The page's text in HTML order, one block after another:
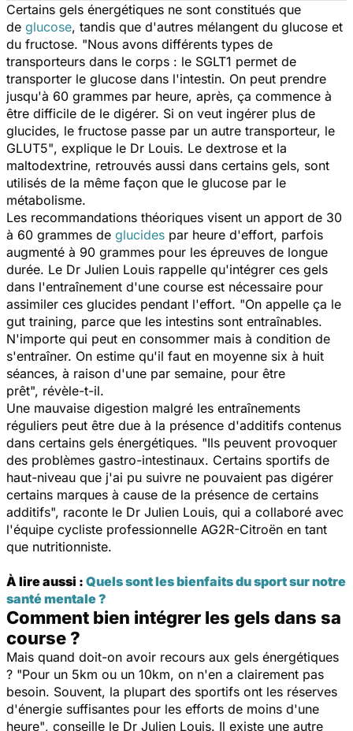
Certains gels énergétiques ne sont constitués que
de glucose, tandis que d'autres mélangent du glucose et
du fructose. "Nous avons différents types de
transporteurs dans le corps : le SGLT1 permet de
transporter le glucose dans l'intestin. On peut prendre
jusqu'à 60 grammes par heure, après, ça commence à
être difficile de le digérer. Si on veut ingérer plus de
glucides, le fructose passe par un autre transporteur, le
GLUT5", explique le Dr Louis. Le dextrose et la
maltodextrine, retrouvés aussi dans certains gels, sont
utilisés de la même façon que le glucose par le
métabolisme.
Les recommandations théoriques visent un apport de 30
à 60 grammes de glucides par heure d'effort, parfois
augmenté à 90 grammes pour les épreuves de longue
durée. Le Dr Julien Louis rappelle qu'intégrer ces gels
dans l'entraînement d'une course est nécessaire pour
assimiler ces glucides pendant l'effort. "On appelle ça le
gut training, parce que les intestins sont entraînables.
N'importe qui peut en consommer mais à condition de
s'entraîner. On estime qu'il faut en moyenne six à huit
séances, à raison d'une par semaine, pour être
prêt", révèle-t-il.
Une mauvaise digestion malgré les entraînements
réguliers peut être due à la présence d'additifs contenus
dans certains gels énergétiques. "Ils peuvent provoquer
des problèmes gastro-intestinaux. Certains sportifs de
haut-niveau que j'ai pu suivre ne pouvaient pas digérer
certains marques à cause de la présence de certains
additifs", raconte le Dr Julien Louis, qui a collaboré avec
l'équipe cycliste professionnelle AG2R-Citroën en tant
que nutritionniste.
À lire aussi : Quels sont les bienfaits du sport sur notre
santé mentale ?
Comment bien intégrer les gels dans sa
course ?
Mais quand doit-on avoir recours aux gels énergétiques
? "Pour un 5km ou un 10km, on n'en a clairement pas
besoin. Souvent, la plupart des sportifs ont les réserves
d'énergie suffisantes pour les efforts de moins d'une
heure", conseille le Dr Julien Louis. Il existe une autre